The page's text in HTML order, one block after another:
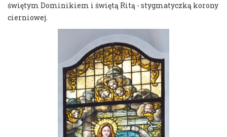
świętym Dominikiem i świętą Ritą - stygmatyczką korony
cierniowej.